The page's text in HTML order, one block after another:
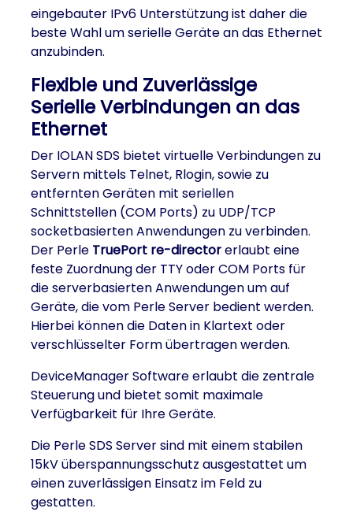
eingebauter IPv6 Unterstützung ist daher die
beste Wahl um serielle Geräte an das Ethernet
anzubinden.
Flexible und Zuverlässige
Serielle Verbindungen an das
Ethernet
Der IOLAN SDS bietet virtuelle Verbindungen zu
Servern mittels Telnet, Rlogin, sowie zu
entfernten Geräten mit seriellen
Schnittstellen (COM Ports) zu UDP/TCP
socketbasierten Anwendungen zu verbinden.
Der Perle TruePort re-directorerlaubt eine
feste Zuordnung der TTY oder COM Ports für
die serverbasierten Anwendungen um auf
Geräte, die vom Perle Server bedient werden.
Hierbei können die Daten in Klartext oder
verschlüsselter Form übertragen werden.
DeviceManager Software erlaubt die zentrale
Steuerung und bietet somit maximale
Verfügbarkeit für Ihre Geräte.
Die Perle SDS Server sind mit einem stabilen
15kV überspannungsschutz ausgestattet um
einen zuverlässigen Einsatz im Feld zu
gestatten.